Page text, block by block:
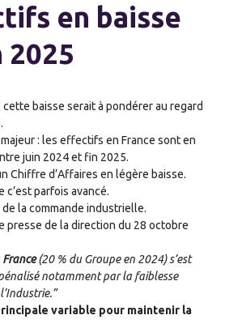
en baisse
2025
baisse serait à pondérer au regard
: les effectifs en France sont en
juin 2024 et fin 2025.
Chiffre d’Affaires en légère baisse.
c’est parfois avancé.
la commande industrielle.
presse de la direction du 28 octobre
France(20 % du Groupe en 2024) s’est
notamment par la faiblesse
variable pour maintenir la